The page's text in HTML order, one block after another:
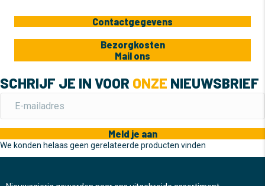
Contactgegevens
Bezorgkosten
Mail ons
SCHRIJF JE IN VOOR ONZE NIEUWSBRIEF
Meld je aan
We konden helaas geen gerelateerde producten vinden